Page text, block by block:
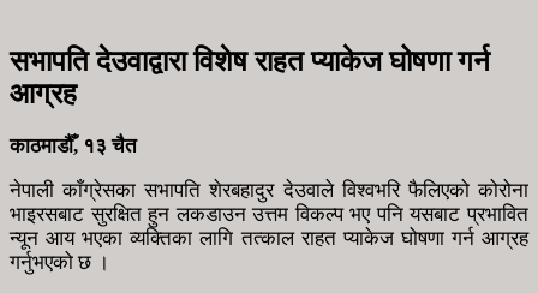
सभापति देउवाद्वारा विशेष राहत प्याकेज घोषणा गर्न
आग्रह
काठमाडौँ, १३ चैत
नेपाली काँग्रेसका सभापति शेरबहादुर देउवाले विश्वभरि फैलिएको कोरोना
भाइरसबाट सुरक्षित हुन लकडाउन उत्तम विकल्प भए पनि यसबाट प्रभावित
न्यून आय भएका व्यक्तिका लागि तत्काल राहत प्याकेज घोषणा गर्न आग्रह
गर्नुभएको छ ।